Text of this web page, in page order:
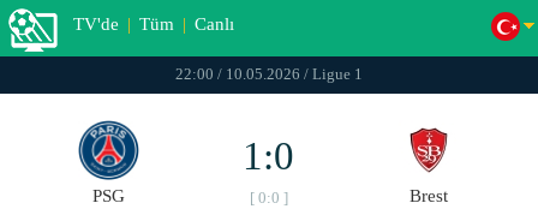
TV'de | Tüm | Canlı
22:00 / 10.05.2026 / Ligue 1
PSG
1:0
[ 0:0 ] Brest